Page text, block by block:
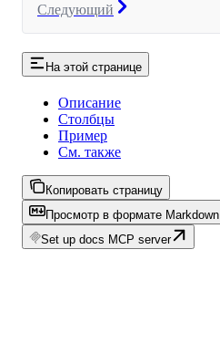
Следующий
На этой странице
Описание
Столбцы
Пример
См. также
Копировать страницу
Просмотр в формате Markdown
Set up docs MCP server